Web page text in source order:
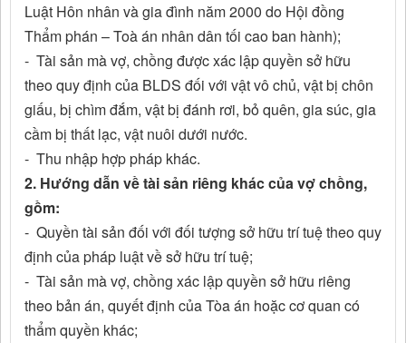
Luật Hôn nhân và gia đình năm 2000 do Hội đồng
Thẩm phán – Toà án nhân dân tối cao ban hành);
- Tài sản mà vợ, chồng được xác lập quyền sở hữu
theo quy định của BLDS đối với vật vô chủ, vật bị chôn
giấu, bị chìm đắm, vật bị đánh rơi, bỏ quên, gia súc, gia
cầm bị thất lạc, vật nuôi dưới nước.
- Thu nhập hợp pháp khác.
2. Hướng dẫn về tài sản riêng khác của vợ chồng,
gồm:
- Quyền tài sản đối với đối tượng sở hữu trí tuệ theo quy
định của pháp luật về sở hữu trí tuệ;
- Tài sản mà vợ, chồng xác lập quyền sở hữu riêng
theo bản án, quyết định của Tòa án hoặc cơ quan có
thẩm quyền khác;